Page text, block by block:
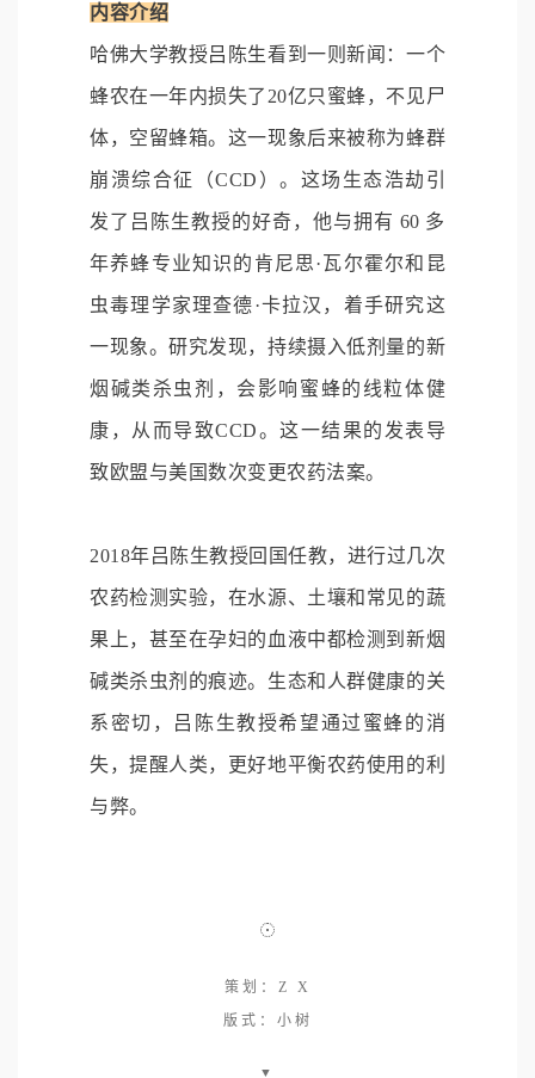
内容介绍
哈佛大学教授吕陈生看到一则新闻：一个
蜂农在一年内损失了20亿只蜜蜂，不见尸
体，空留蜂箱。这一现象后来被称为蜂群
崩溃综合征（CCD）。这场生态浩劫引
发了吕陈生教授的好奇，他与拥有 60 多
年养蜂专业知识的肯尼思·瓦尔霍尔和昆
虫毒理学家理查德·卡拉汉，着手研究这
一现象。研究发现，持续摄入低剂量的新
烟碱类杀虫剂，会影响蜜蜂的线粒体健
康，从而导致CCD。这一结果的发表导
致欧盟与美国数次变更农药法案。
2018年吕陈生教授回国任教，进行过几次
农药检测实验，在水源、土壤和常见的蔬
果上，甚至在孕妇的血液中都检测到新烟
碱类杀虫剂的痕迹。生态和人群健康的关
系密切，吕陈生教授希望通过蜜蜂的消
失，提醒人类，更好地平衡农药使用的利
与弊。
策划：Z X
版式：小树
▼